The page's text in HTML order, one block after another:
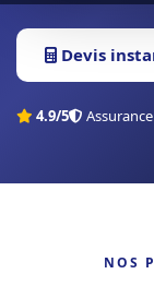
Devis
4.9/5
NOS